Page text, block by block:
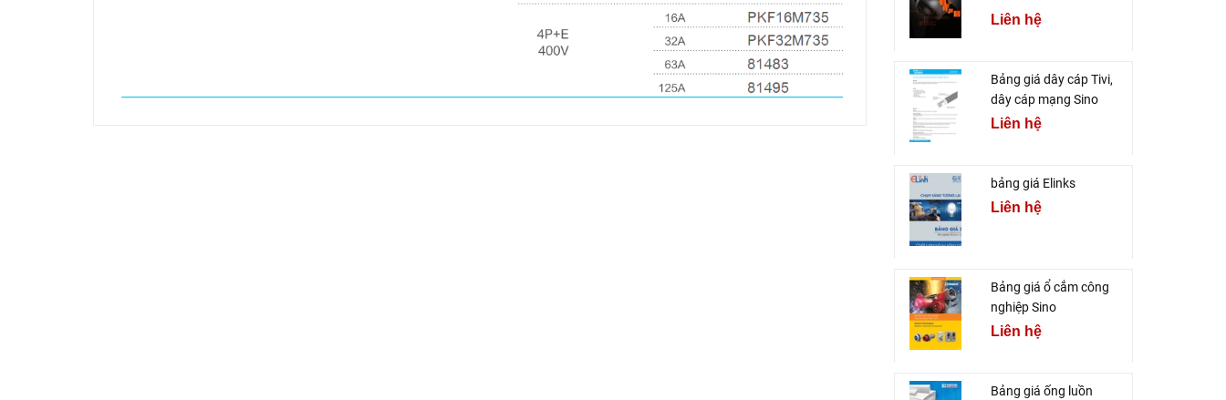
Liên hệ
Bảng giá dây cáp Tivi,
dây cáp mạng Sino
Liên hệ
bảng giá Elinks
Liên hệ
Bảng giá ổ cắm công
nghiệp Sino
Liên hệ
Bảng giá ống luồn